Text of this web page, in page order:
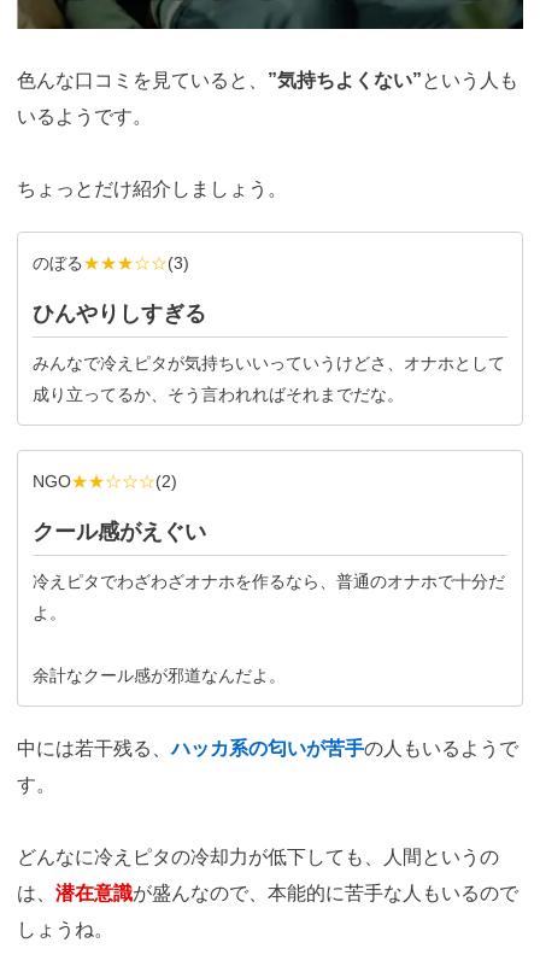
色んな口コミを見ていると、 ”気持ちよくない”という人も
いるようです。
ちょっとだけ紹介しましょう。
のぼる★★★☆☆(3)
ひんやりしすぎる
みんなで冷えピタが気持ちいいっていうけどさ、オナホとして
成り立ってるか、そう言われればそれまでだな。
NGO★★☆☆☆(2)
クール感がえぐい
冷えピタでわざわざオナホを作るなら、普通のオナホで十分だ
よ。
余計なクール感が邪道なんだよ。
中には若干残る、ハッカ系の匂いが苦手の人もいるようで
す。
どんなに冷えピタの冷却力が低下しても、人間というの
は、 潜在意識が盛んなので、本能的に苦手な人もいるので
しょうね。